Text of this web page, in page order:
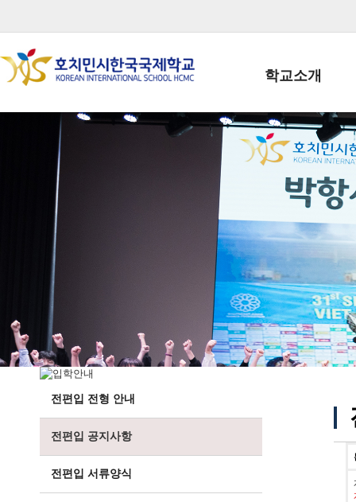
학교소개
학교장인사말
학생회장인사말
학교상징
학교 CI
교직원현황
학생현황
위치/전화
전경사진
전편입 전형 안내
전편입 공지사항
전편입 서류양식